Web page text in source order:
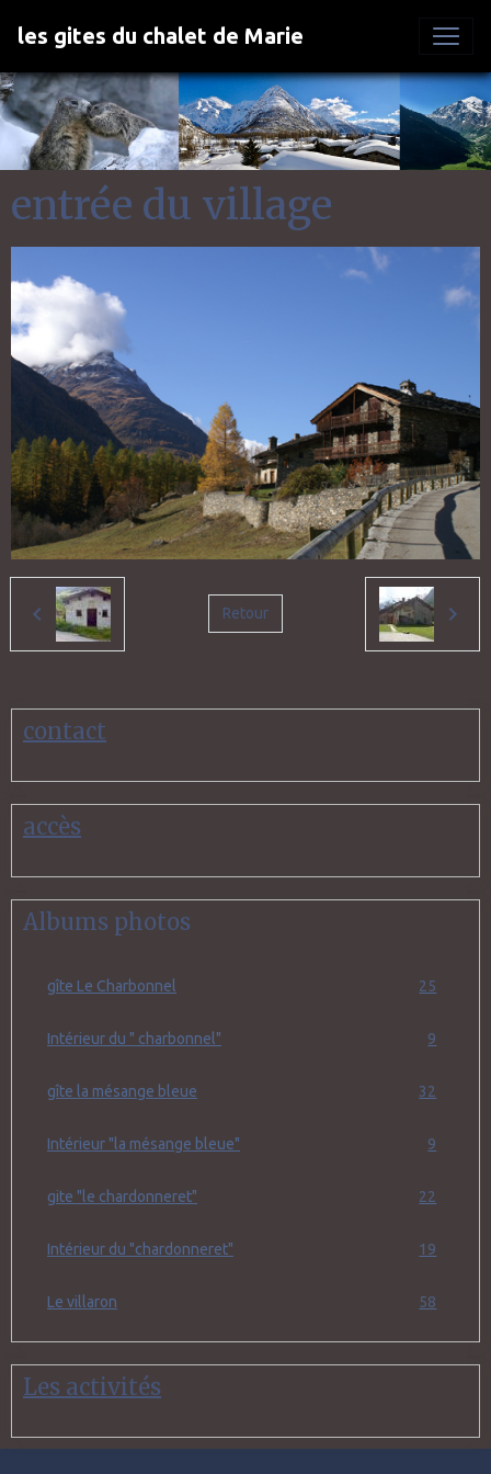
les gites du chalet de Marie
entrée du village
Retour
contact
accès
Albums photos
gîte Le Charbonnel 25
Intérieur du " charbonnel" 9
gîte la mésange bleue 32
Intérieur "la mésange bleue" 9
gite "le chardonneret" 22
Intérieur du "chardonneret" 19
Le villaron 58
Les activités